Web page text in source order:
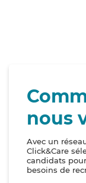
nous
Avec un
Click&Care
candidats
besoins de